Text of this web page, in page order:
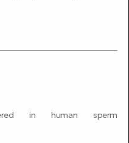
in human sperm